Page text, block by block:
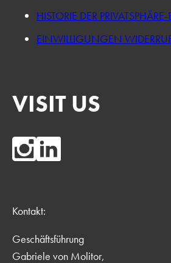
HISTORIE DER
EINWILLIGUNGEN
VISIT US
Kontakt:
Geschäftsführung
Gabriele von Molitor,